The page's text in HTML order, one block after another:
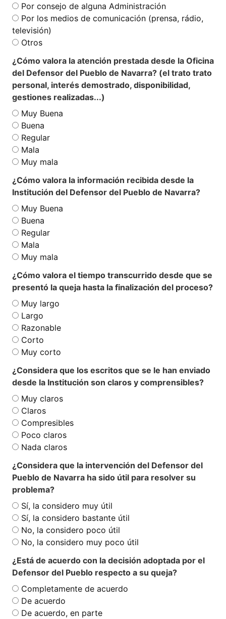
Por consejo de alguna Administración
Por los medios de comunicación (prensa, rádio,
televisión)
Otros
¿Cómo valora la atención prestada desde la Oficina
del Defensor del Pueblo de Navarra? (el trato trato
personal, interés demostrado, disponibilidad,
gestiones realizadas...)
Muy Buena
Buena
Regular
Mala
Muy mala
¿Cómo valora la información recibida desde la
Institución del Defensor del Pueblo de Navarra?
Muy Buena
Buena
Regular
Mala
Muy mala
¿Cómo valora el tiempo transcurrido desde que se
presentó la queja hasta la finalización del proceso?
Muy largo
Largo
Razonable
Corto
Muy corto
¿Considera que los escritos que se le han enviado
desde la Institución son claros y comprensibles?
Muy claros
Claros
Compresibles
Poco claros
Nada claros
¿Considera que la intervención del Defensor del
Pueblo de Navarra ha sido útil para resolver su
problema?
Sí, la considero muy útil
Sí, la considero bastante útil
No, la considero poco útil
No, la considero muy poco útil
¿Está de acuerdo con la decisión adoptada por el
Defensor del Pueblo respecto a su queja?
Completamente de acuerdo
De acuerdo
De acuerdo, en parte